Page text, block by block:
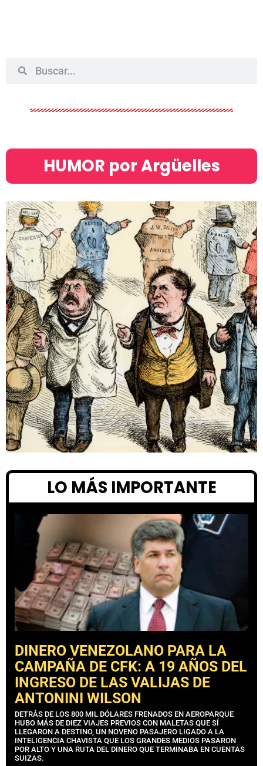
HUMOR por Argüelles​
LO MÁS IMPORTANTE
DINERO VENEZOLANO PARA LA
CAMPAÑA DE CFK: A 19 AÑOS DEL
INGRESO DE LAS VALIJAS DE
ANTONINI WILSON
DETRÁS DE LOS 800 MIL DÓLARES FRENADOS EN AEROPARQUE
HUBO MÁS DE DIEZ VIAJES PREVIOS CON MALETAS QUE SÍ
LLEGARON A DESTINO, UN NOVENO PASAJERO LIGADO A LA
INTELIGENCIA CHAVISTA QUE LOS GRANDES MEDIOS PASARON
POR ALTO Y UNA RUTA DEL DINERO QUE TERMINABA EN CUENTAS
SUIZAS.